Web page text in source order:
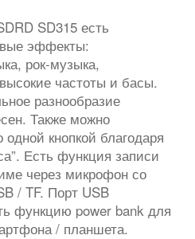
SD315 есть
эффекты:
рок-музыка,
частоты и басы.
разнообразие
Также можно
кнопкой благодаря
Есть функция записи
через микрофон со
/ TF. Порт USB
функцию power bank для
/ планшета.